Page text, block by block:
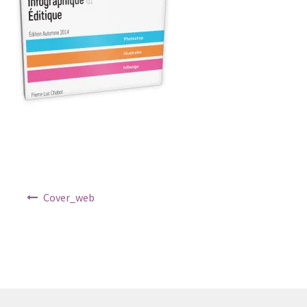
Mon compte
Panier
Shop
Navigation de l’article
Cover_web